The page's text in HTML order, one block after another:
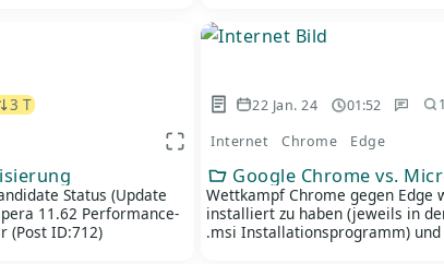
3 T
App Ansicht
Status (Update
11.62 Performance-
(Post ID:712)
22 Jan. 24 01:52
Internet Chrome Edge
Google Chrome vs.
Wettkampf Chrome gegen
installiert zu haben (jeweils in
.msi Installationsprogramm) und